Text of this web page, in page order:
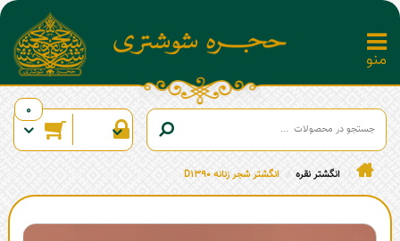
0
انگشتر نقره انگشتر شجر زنانه D1390